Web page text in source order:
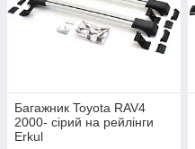
Багажник Toyota RAV4
2000- cірий на рейлінги
Erkul